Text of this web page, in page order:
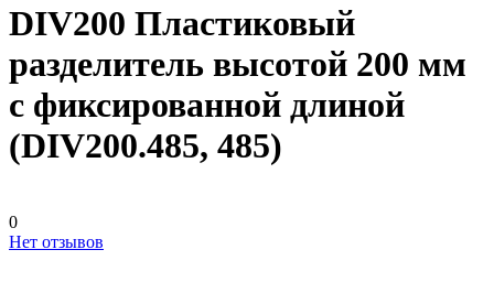
DIV200 Пластиковый
разделитель высотой 200 мм
с фиксированной длиной
(DIV200.485, 485)
0
Нет отзывов